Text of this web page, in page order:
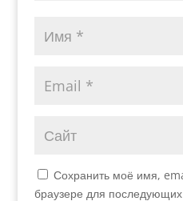
Сохранить моё имя,
браузере для